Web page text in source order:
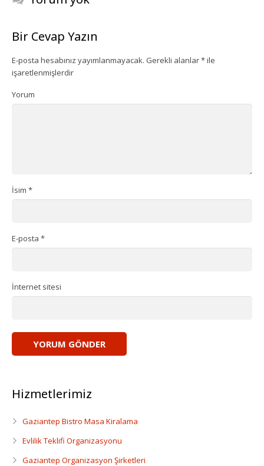
Kokteyl Organizasyonu
Animasyon & Gösteri Hizmetleri
Piknik Organizasyonu
Gaziantep Bistro Masa Kiralama
Gaziantep Organizasyon
Bir Cevap Yazın
E-posta hesabınız yayımlanmayacak. Gerekli alanlar*ile
işaretlenmişlerdir
Yorum
İsim *
E-posta *
İnternet sitesi
Hizmetlerimiz
Gaziantep Bistro Masa Kiralama
Evlilik Teklifi Organizasyonu
Gaziantep Organizasyon Şirketleri